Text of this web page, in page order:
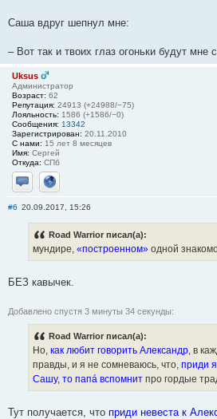
Саша вдруг шепнул мне:
– Вот так и твоих глаз огоньки будут мне
Uksus
Администратор
Возраст: 62
Репутация: 24913 (+24988/−75)
Лояльность: 1586 (+1586/−0)
Сообщения: 13342
Зарегистрирован: 20.11.2010
С нами: 15 лет 8 месяцев
Имя: Сергей
Откуда: СПб
Отправить личное сообщение
Сайт
#6 20.09.2017, 15:26
Road Warrior писал(а):
мундире, «построенном» одной
БЕЗ кавычек.
Добавлено спустя 3 минуты 34 секунды:
Road Warrior писал(а):
Но, как любит говорить Александр , в
правды, и я не сомневаюсь, что, приди
Сашу, то папá вспомнит про гордые
Тут получается, что приди невеста к